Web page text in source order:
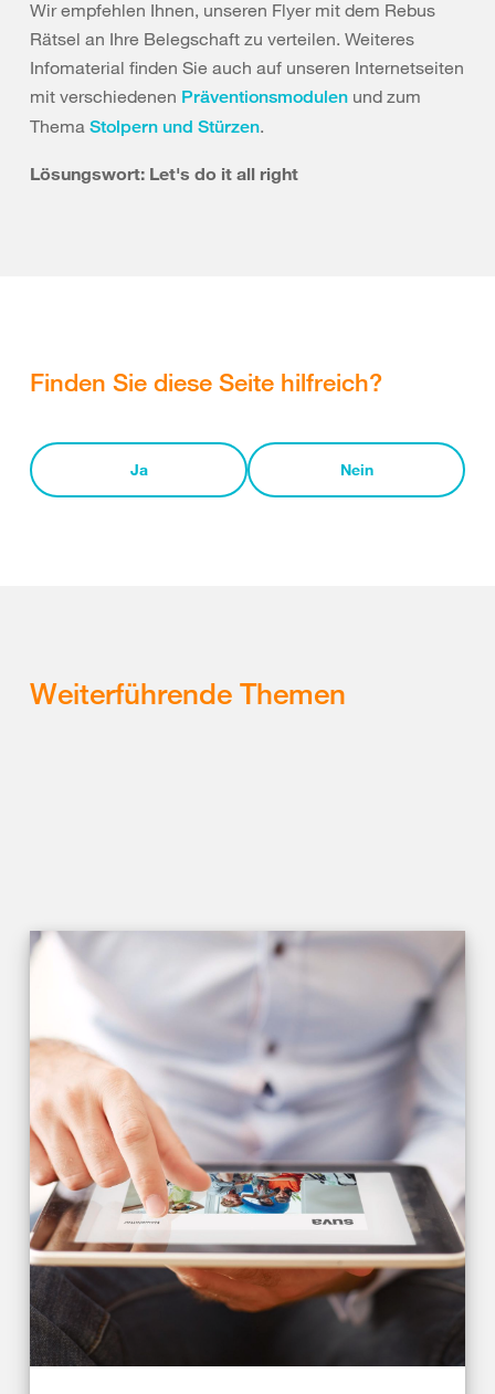
Wir empfehlen Ihnen, unseren Flyer mit dem Rebus
Rätsel an Ihre Belegschaft zu verteilen. Weiteres
Infomaterial finden Sie auch auf unseren Internetseiten
mit verschiedenen Präventionsmodulen und zum
Thema Stolpern und Stürzen.
Lösungswort: Let's do it all right
Finden Sie diese Seite hilfreich?
Ja Nein
Weiterführende Themen